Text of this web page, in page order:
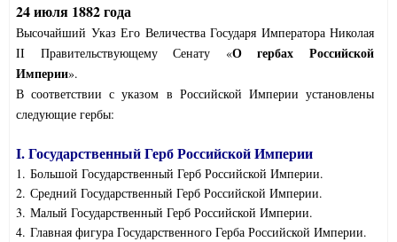
24 июля 1882 года
Высочайший Указ Его Величества Государя Императора Николая
II Правительствующему Сенату «О гербах Российской
Империи».
В соответствии с указом в Российской Империи установлены
следующие гербы:
I. Государственный Герб Российской Империи
1. Большой Государственный Герб Российской Империи.
2. Средний Государственный Герб Российской Империи.
3. Малый Государственный Герб Российской Империи.
4. Главная фигура Государственного Герба Российской Империи.